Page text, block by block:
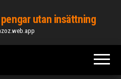
utan insättning